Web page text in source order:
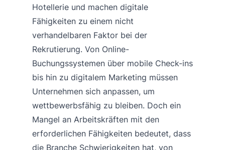
Hotellerie und machen digitale
Fähigkeiten zu einem nicht
verhandelbaren Faktor bei der
Rekrutierung. Von Online-
Buchungssystemen über mobile Check-ins
bis hin zu digitalem Marketing müssen
Unternehmen sich anpassen, um
wettbewerbsfähig zu bleiben. Doch ein
Mangel an Arbeitskräften mit den
erforderlichen Fähigkeiten bedeutet, dass
die Branche Schwierigkeiten hat, von